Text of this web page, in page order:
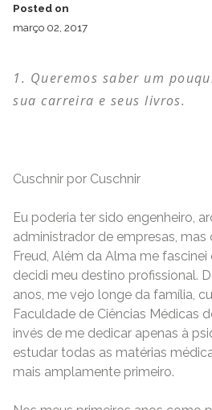
Posted on
março 02, 2017
Queremos saber um
sua carreira e seus livros.
Cuschnir por Cuschnir
Eu poderia ter sido engenheiro,
administrador de empresas,
Freud, Além da Alma me
decidi meu destino profissional.
anos, me vejo longe da família,
Faculdade de Ciências Médicas
invés de me dedicar apenas à
estudar todas as matérias
mais amplamente primeiro.